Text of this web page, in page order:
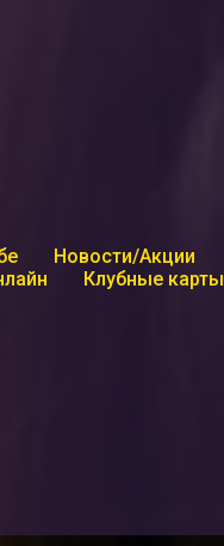
Новости/Акции
Клубные карты